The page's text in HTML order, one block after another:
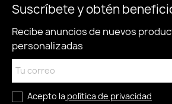
Suscríbete y obtén
Recibe anuncios de nuevos
personalizadas
Acepto la política de privacidad